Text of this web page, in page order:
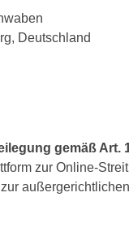
Deutschland
gemäß Art.
zur Online-